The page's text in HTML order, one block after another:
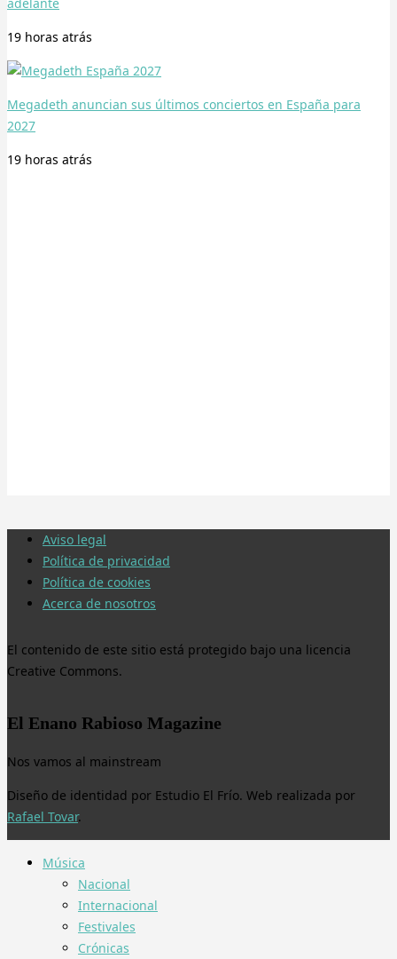
19 horas atrás
Megadeth anuncian sus últimos conciertos en España para
2027
19 horas atrás
Aviso legal
Política de privacidad
Política de cookies
Acerca de nosotros
El contenido de este sitio está protegido bajo una licencia
Creative Commons.
El Enano Rabioso Magazine
Nos vamos al mainstream
Diseño de identidad por Estudio El Frío. Web realizada por
Rafael Tovar.
Música
Nacional
Internacional
Festivales
Crónicas